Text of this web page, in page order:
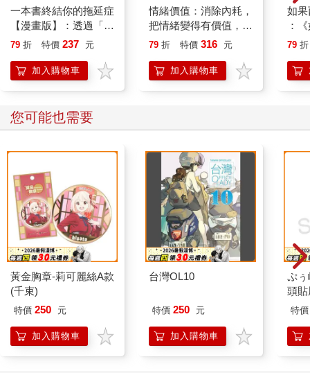
一本書終結你的拖延症
【漫畫版】：透過「小
行動」打開大腦的行動
「行動派」的37個科
學方法
79 折 特價 237 元
加入購物車
情緒價值：消除內耗，
把情緒變得有價值，跟
誰都能自在相處
79 折 特價 316 元
加入購物車
如
：
喵
79 折
您可能也需要
黃金胸章-莉可麗絲A款
(千束)
特價 250 元
加入購物車
台灣OL10
特價 250 元
加入購物車
ぷぅ
頭
Q
特價